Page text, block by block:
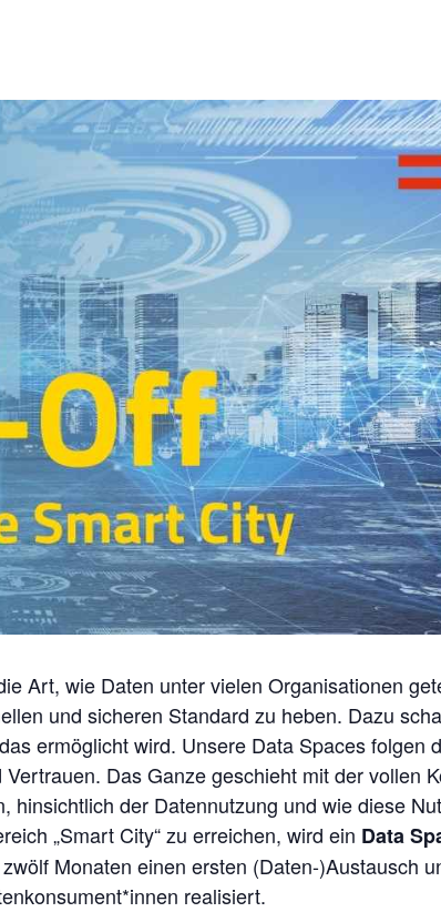
Art, wie Daten unter vielen Organisationen
und sicheren Standard zu heben. Dazu
ermöglicht wird. Unsere Data Spaces folgen
Das Ganze geschieht mit der vollen
hinsichtlich der Datennutzung und wie diese
„Smart City“ zu erreichen, wird ein Data
Monaten einen ersten (Daten-)Austausch
realisiert.